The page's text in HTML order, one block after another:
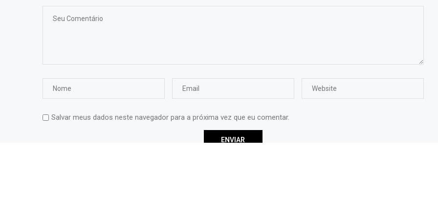
Salvar meus dados neste navegador para a próxima vez que eu comentar.